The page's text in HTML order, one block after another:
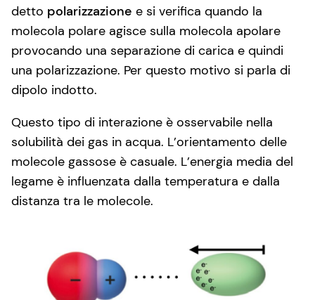
detto polarizzazione e si verifica quando la
molecola polare agisce sulla molecola apolare
provocando una separazione di carica e quindi
una polarizzazione. Per questo motivo si parla di
dipolo indotto.
Questo tipo di interazione è osservabile nella
solubilità dei gas in acqua. L’orientamento delle
molecole gassose è casuale. L’energia media del
legame è influenzata dalla temperatura e dalla
distanza tra le molecole.